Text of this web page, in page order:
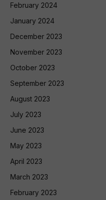
February 2024
January 2024
December 2023
November 2023
October 2023
September 2023
August 2023
July 2023
June 2023
May 2023
April 2023
March 2023
February 2023